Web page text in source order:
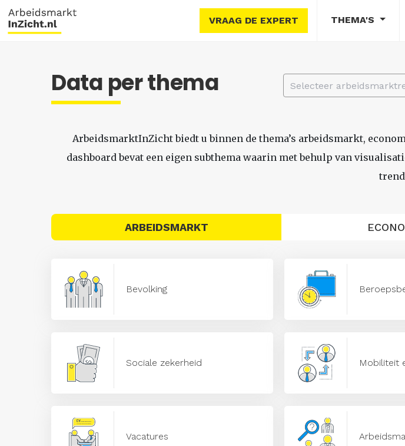
VRAAG DE EXPERT THEMA'S
Data per thema
ArbeidsmarktInZicht biedt u binnen de thema’s arbeidsmarkt,
dashboard bevat een eigen subthema waarin met behulp van
ARBEIDSMARKT
Bevolking
Sociale zekerheid Mobiliteit
Vacatures